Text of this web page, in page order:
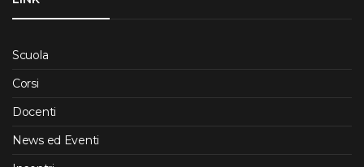
Scuola
Corsi
Docenti
News ed Eventi